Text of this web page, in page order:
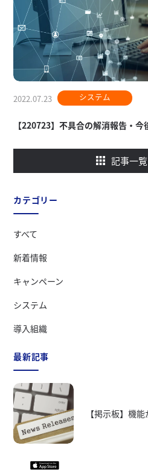
2022.07.23 システム
【220723】不具合の解消報告・
記事一
カテゴリー
すべて
新着情報
キャンペーン
システム
導入組織
最新記事
【掲示板】機